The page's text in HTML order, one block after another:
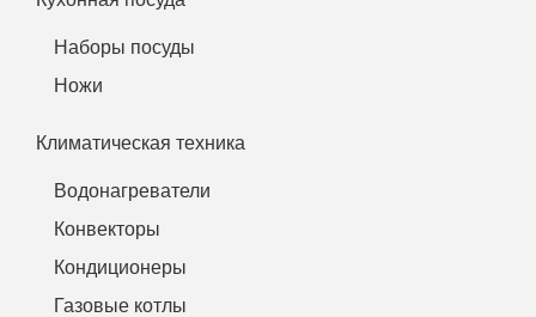
Наборы посуды
Ножи
Климатическая техника
Водонагреватели
Конвекторы
Кондиционеры
Газовые котлы